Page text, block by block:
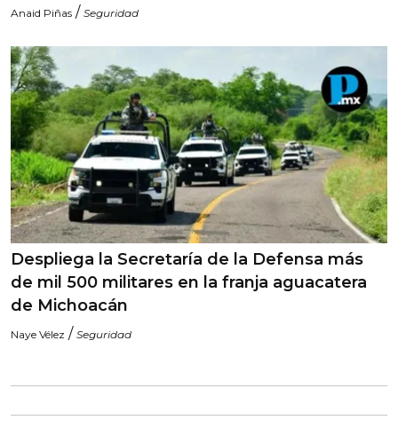
Anaid Piñas / Seguridad
Despliega la Secretaría de la Defensa más
de mil 500 militares en la franja aguacatera
de Michoacán
Naye Vélez / Seguridad